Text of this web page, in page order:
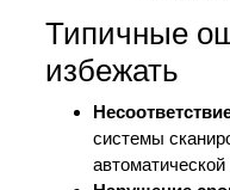
Типичные
избежать
системы